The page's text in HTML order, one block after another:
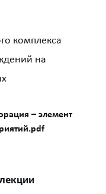
комплекса
на
– элемент